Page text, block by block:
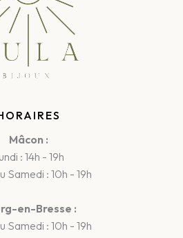
Mâcon :
: 14h - 19h
Samedi : 10h - 19h
en-Bresse :
Samedi : 10h - 19h